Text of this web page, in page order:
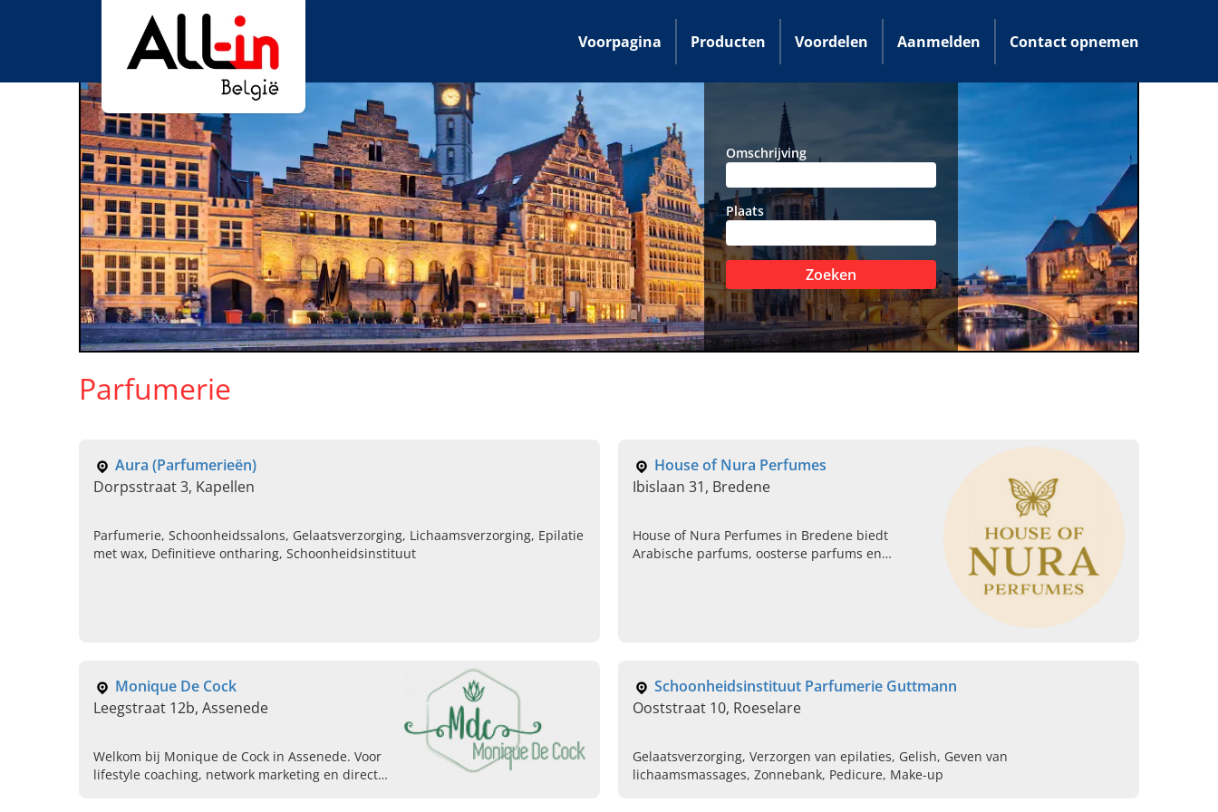
Voorpagina Producten Voordelen Aanmelden Contact opnemen
Omschrijving
Plaats
Zoeken
Parfumerie
Aura (Parfumerieën)
Dorpsstraat 3, Kapellen
Parfumerie, Schoonheidssalons, Gelaatsverzorging, Lichaamsverzorging, Epilatie
met wax, Definitieve ontharing, Schoonheidsinstituut
House of Nura Perfumes
Ibislaan 31, Bredene
House of Nura Perfumes in Bredene biedt
Arabische parfums, oosterse parfums en
Monique De Cock
Leegstraat 12b, Assenede
Welkom bij Monique de Cock in Assenede. Voor
lifestyle coaching, network marketing en direct
Schoonheidsinstituut Parfumerie Guttmann
Ooststraat 10, Roeselare
Gelaatsverzorging, Verzorgen van epilaties, Gelish, Geven van
lichaamsmassages, Zonnebank, Pedicure, Make-up